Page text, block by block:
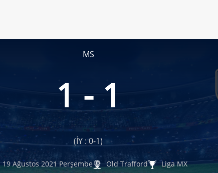
MS
1 - 1
(İY : 0-1)
19 Ağustos 2021 Perşembe Old Trafford Liga MX